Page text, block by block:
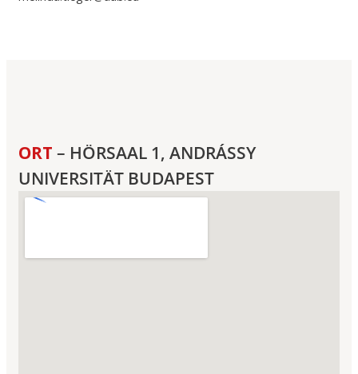
ORT – HÖRSAAL 1, ANDRÁSSY
UNIVERSITÄT BUDAPEST